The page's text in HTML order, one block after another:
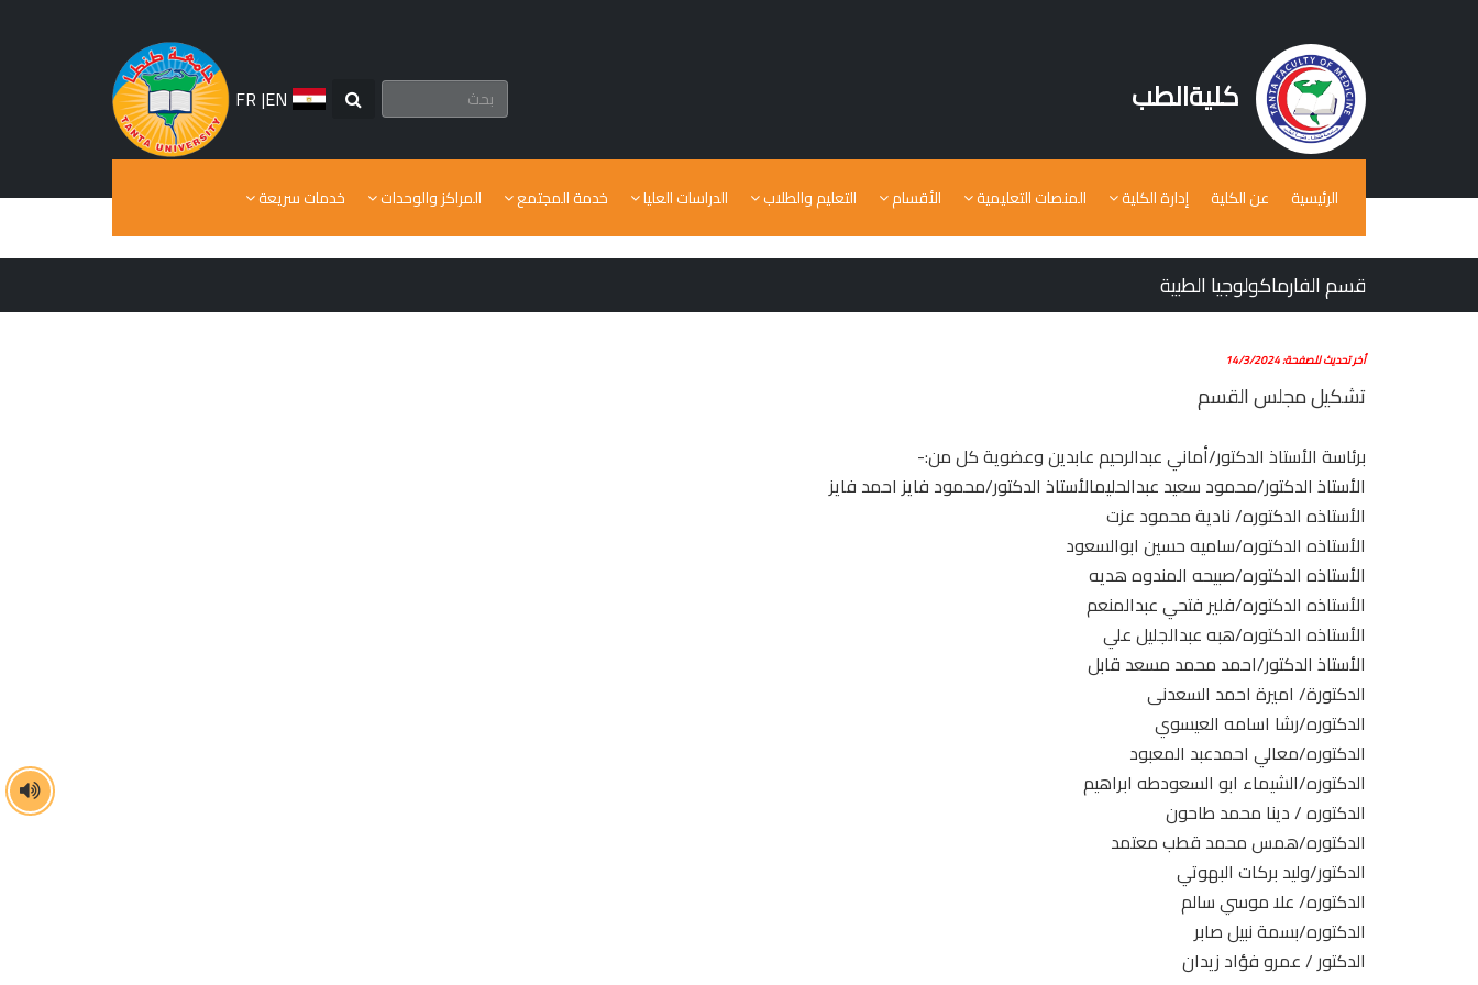
كليةالطب EN
|
FR
الرئيسية عن الكلية إدارة الكلية المنصات التعليمية الأقسام التعليم والطلاب الدراسات العليا خدمة المجتمع المراكز والوحدات خدمات سريعة
قسم الفارماكولوجيا الطبية
أخر تحديث للصفحة: 14/3/2024
تشكيل مجلس القسم
برئاسة الأستاذ الدكتور/أماني عبدالرحيم عابدين وعضوية كل من:-
الأستاذ الدكتور/محمود سعيد عبدالحليمالأستاذ الدكتور/محمود فايز احمد فايز
الأستاذه الدكتوره/ نادية محمود عزت
الأستاذه الدكتوره/ساميه حسين ابوالسعود
الأستاذه الدكتوره/صبيحه المندوه هديه
الأستاذه الدكتوره/فلير فتحي عبدالمنعم
الأستاذه الدكتوره/هبه عبدالجليل علي
الأستاذ الدكتور/احمد محمد مسعد قابل
الدكتورة/ اميرة احمد السعدنى
الدكتوره/رشا اسامه العيسوي
الدكتوره/معالي احمدعبد المعبود
الدكتوره/الشيماء ابو السعودطه ابراهيم
الدكتوره / دينا محمد طاحون
الدكتوره/همس محمد قطب معتمد
الدكتور/وليد بركات البهوتي
الدكتوره/ علا موسي سالم
الدكتوره/بسمة نبيل صابر
الدكتور / عمرو فؤاد زيدان